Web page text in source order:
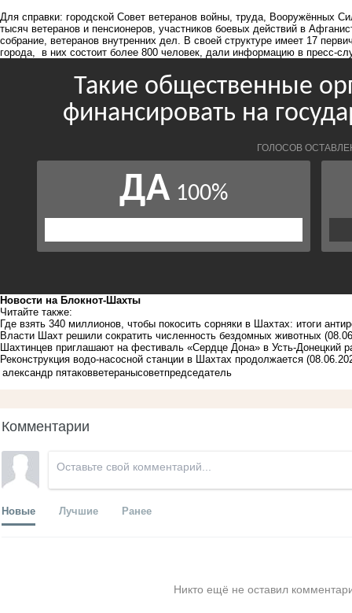
Для справки: городской Совет ветеранов войны, труда, Вооружённых
тысяч ветеранов и пенсионеров, участников боевых действий в
собрание, ветеранов внутренних дел. В своей структуре имеет 17
города, в них состоит более 800 человек, дали информацию в пресс-
Новости на Блoкнoт-Шахты
Читайте также:
Где взять 340 миллионов, чтобы покосить сорняки в Шахтах: итоги
Власти Шахт решили сократить численность бездомных животных
Шахтинцев приглашают на фестиваль «Сердце Дона» в Усть-Донецкий
Реконструкция водо-насосной станции в Шахтах продолжается
александр пятаковветеранысоветпредседатель
Комментарии
Новые Лучшие Ранее
Никто ещё не оставил